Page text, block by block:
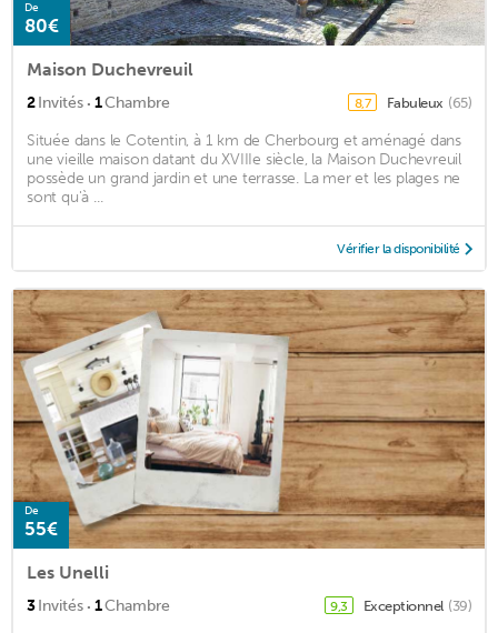
De
80€
Maison Duchevreuil
2Invités · 1Chambre 8,7 Fabuleux (65)
Située dans le Cotentin, à 1 km de Cherbourg et aménagé dans
une vieille maison datant du XVIIIe siècle, la Maison Duchevreuil
possède un grand jardin et une terrasse. La mer et les plages ne
sont qu'à ...
Vérifier la disponibilité
De
55€
Les Unelli
3Invités · 1Chambre 9,3 Exceptionnel (39)